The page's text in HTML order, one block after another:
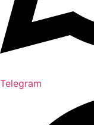
Telegram